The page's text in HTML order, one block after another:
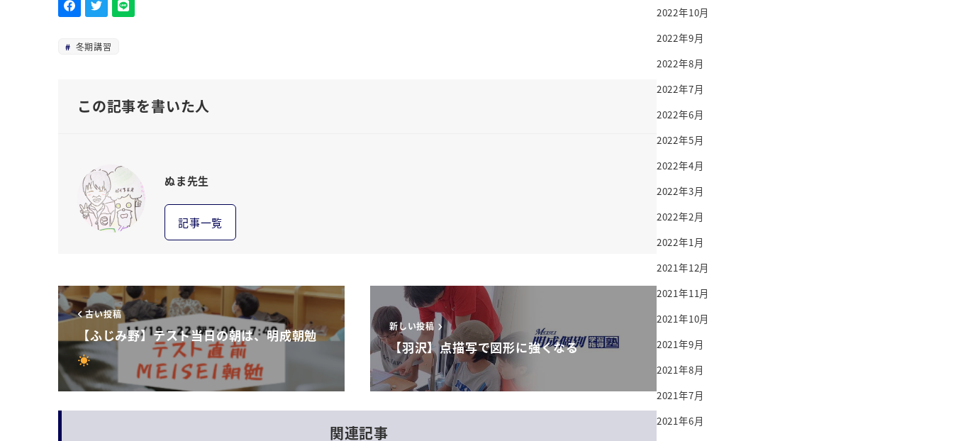
冬期講習
この記事を書いた人
ぬま先生
記事一覧
古い投稿
【ふじみ野】テスト当日の朝は、明成朝勉 新しい投稿
【羽沢】点描写で図形に強くなる
関連記事
2022年10月
2022年9月
2022年8月
2022年7月
2022年6月
2022年5月
2022年4月
2022年3月
2022年2月
2022年1月
2021年12月
2021年11月
2021年10月
2021年9月
2021年8月
2021年7月
2021年6月